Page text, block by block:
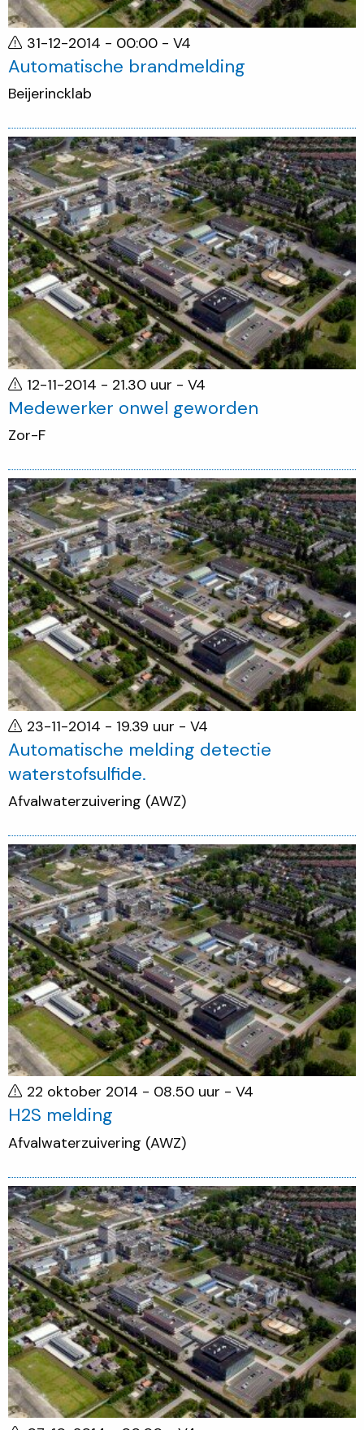
31-12-2014 - 00:00 - V4
Automatische brandmelding
Beijerincklab
12-11-2014 - 21.30 uur - V4
Medewerker onwel geworden
Zor-F
23-11-2014 - 19.39 uur - V4
Automatische melding detectie
waterstofsulfide.
Afvalwaterzuivering (AWZ)
22 oktober 2014 - 08.50 uur - V4
H2S melding
Afvalwaterzuivering (AWZ)